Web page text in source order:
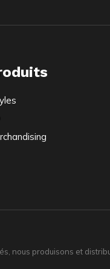
nous produisons et